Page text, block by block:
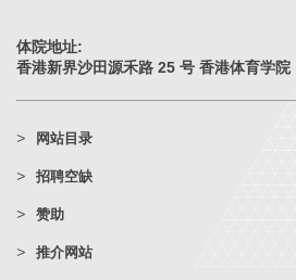
体院地址:
香港新界沙田源禾路 25 号 香港体育学院
网站目录
招聘空缺
赞助
推介网站